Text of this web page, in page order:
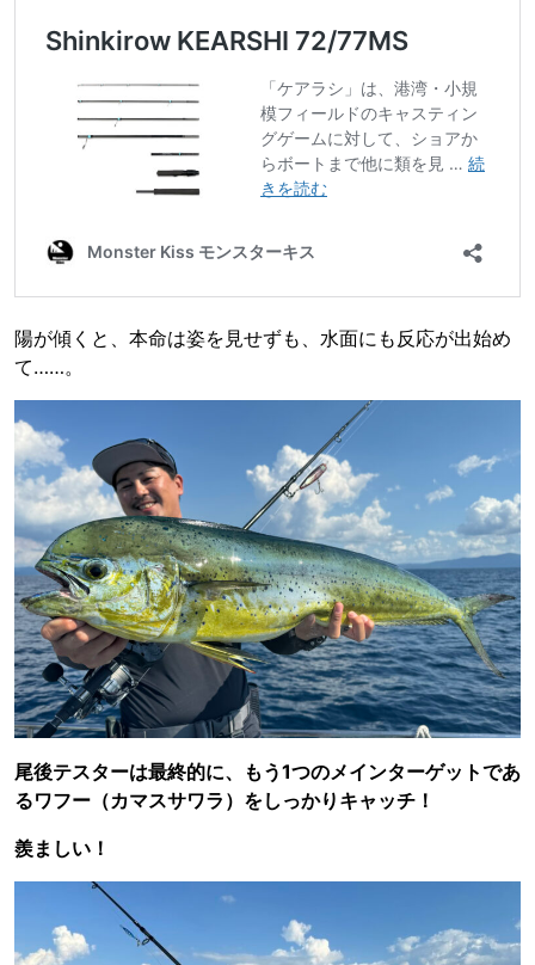
陽が傾くと、本命は姿を見せずも、水面にも反応が出始め
て……。
尾後テスターは最終的に、もう1つのメインターゲットであ
るワフー（カマスサワラ）をしっかりキャッチ！
羨ましい！